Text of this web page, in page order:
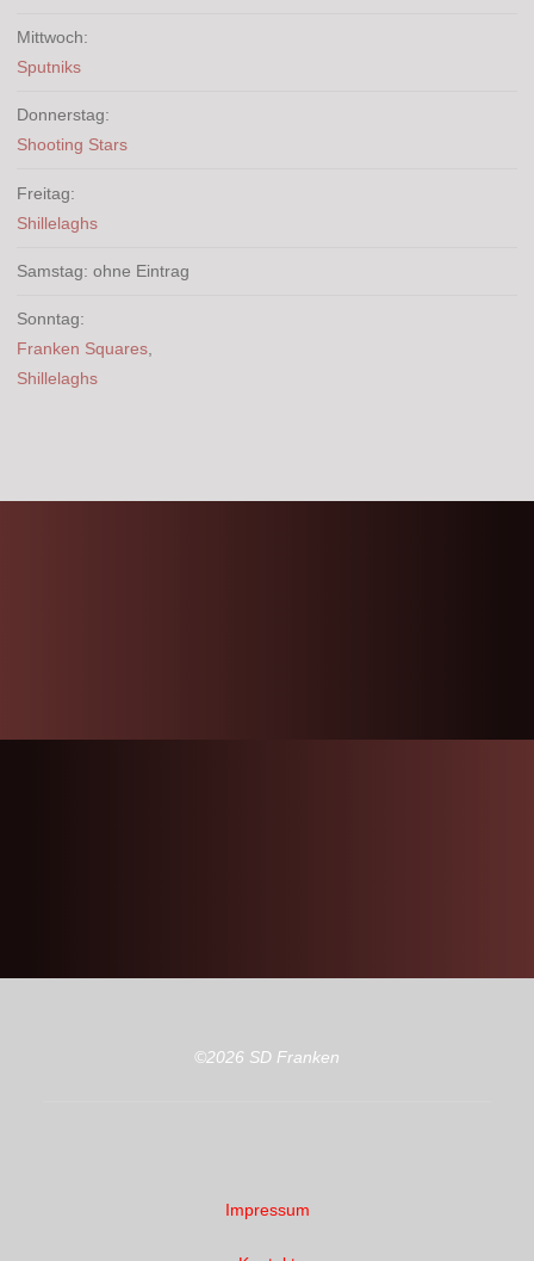
Mittwoch:
Sputniks
Donnerstag:
Shooting Stars
Freitag:
Shillelaghs
Samstag: ohne Eintrag
Sonntag:
Franken Squares,
Shillelaghs
©2026 SD Franken
Impressum